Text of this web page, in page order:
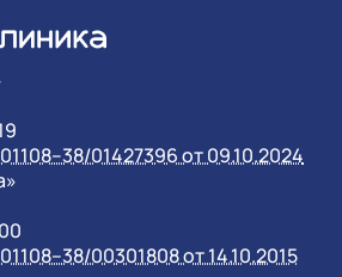
01427396 от 09.10.2024
00301808 от 14.10.2015